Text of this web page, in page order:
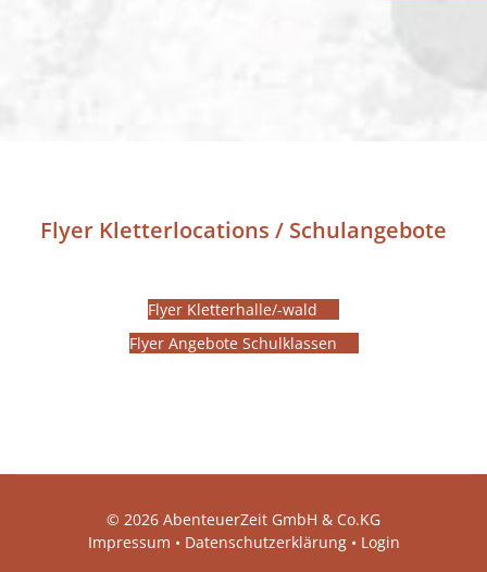
Flyer Kletterlocations / Schulangebote
Flyer Kletterhalle/-wald
Flyer Angebote Schulklassen
© 2026 AbenteuerZeit GmbH & Co.KG
Impressum • Datenschutzerklärung• Login